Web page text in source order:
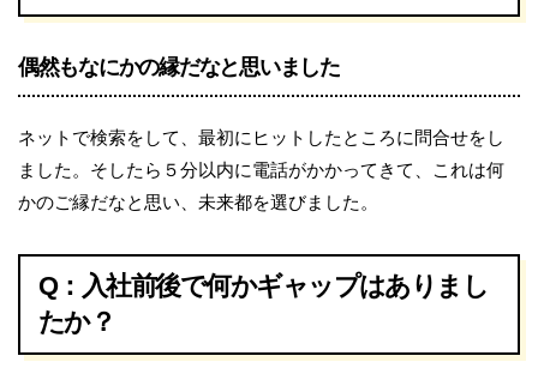
偶然もなにかの縁だなと思いました
ネットで検索をして、最初にヒットしたところに問合せをし
ました。そしたら５分以内に電話がかかってきて、これは何
かのご縁だなと思い、未来都を選びました。
Q：入社前後で何かギャップはありまし
たか？